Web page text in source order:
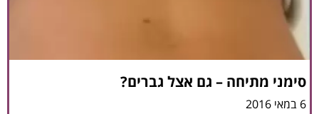
סימני מתיחה – גם אצל גברים?
6 במאי 2016